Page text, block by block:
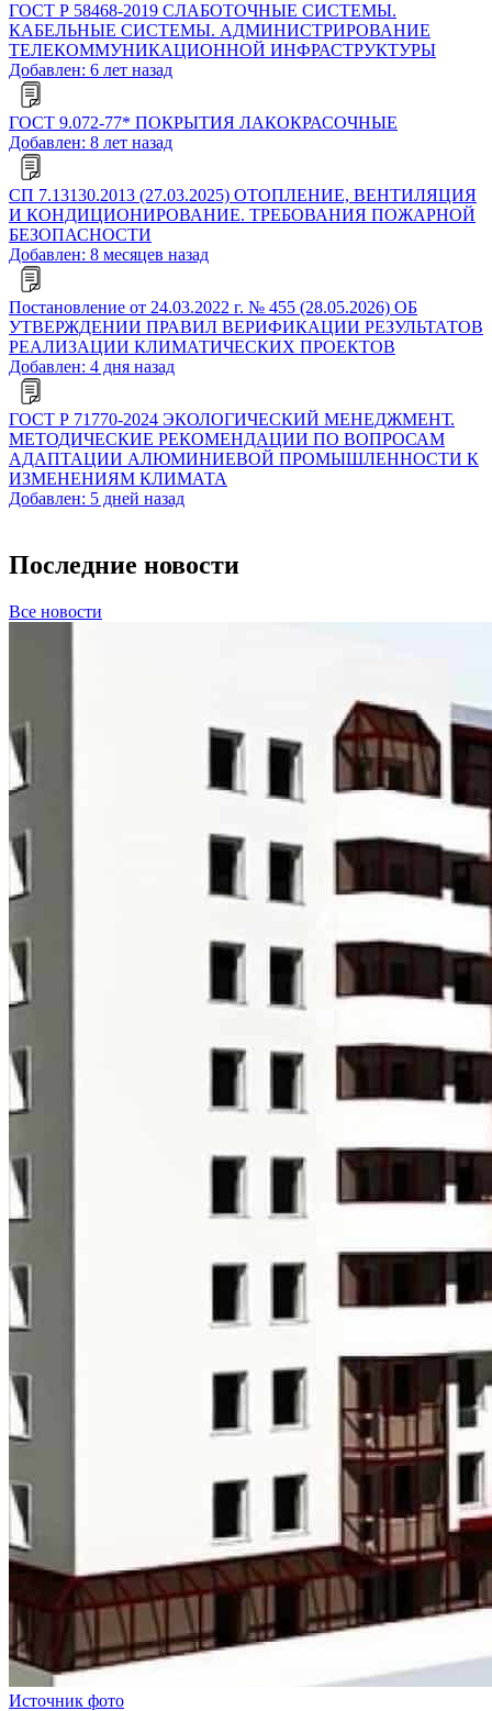
ГОСТ Р 58468-2019 СЛАБОТОЧНЫЕ СИСТЕМЫ.
КАБЕЛЬНЫЕ СИСТЕМЫ. АДМИНИСТРИРОВАНИЕ
ТЕЛЕКОММУНИКАЦИОННОЙ ИНФРАСТРУКТУРЫ
Добавлен: 6 лет назад
ГОСТ 9.072-77* ПОКРЫТИЯ ЛАКОКРАСОЧНЫЕ
Добавлен: 8 лет назад
СП 7.13130.2013 (27.03.2025) ОТОПЛЕНИЕ, ВЕНТИЛЯЦИЯ
И КОНДИЦИОНИРОВАНИЕ. ТРЕБОВАНИЯ ПОЖАРНОЙ
БЕЗОПАСНОСТИ
Добавлен: 8 месяцев назад
Постановление от 24.03.2022 г. № 455 (28.05.2026) ОБ
УТВЕРЖДЕНИИ ПРАВИЛ ВЕРИФИКАЦИИ РЕЗУЛЬТАТОВ
РЕАЛИЗАЦИИ КЛИМАТИЧЕСКИХ ПРОЕКТОВ
Добавлен: 4 дня назад
ГОСТ Р 71770-2024 ЭКОЛОГИЧЕСКИЙ МЕНЕДЖМЕНТ.
МЕТОДИЧЕСКИЕ РЕКОМЕНДАЦИИ ПО ВОПРОСАМ
АДАПТАЦИИ АЛЮМИНИЕВОЙ ПРОМЫШЛЕННОСТИ К
ИЗМЕНЕНИЯМ КЛИМАТА
Добавлен: 5 дней назад
Последние новости
Все новости
Источник фото